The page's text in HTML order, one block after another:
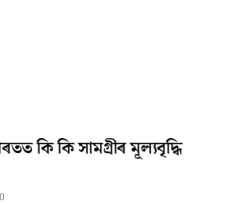
কি কি সামগ্ৰীৰ মূল্যবৃদ্ধি
0